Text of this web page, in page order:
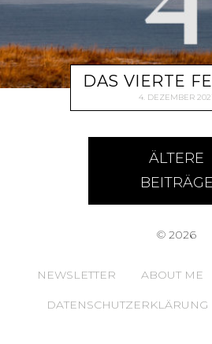
DAS VIERTE
4. DEZEMBER
ÄLTERE
BEITRÄGE
© 2026
NEWSLETTER ABOUT ME
DATENSCHUTZERKLÄRUNG